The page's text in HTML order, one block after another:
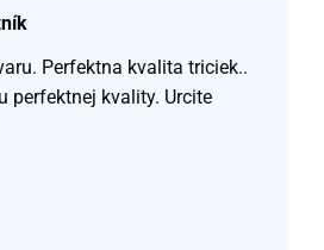
Perfektna kvalita triciek..
perfektnej kvality. Urcite